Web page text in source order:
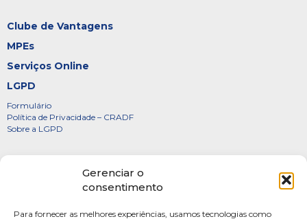
Gerenciar o
consentimento
Para fornecer as melhores experiências, usamos tecnologias como
Clube de Vantagens
MPEs
Serviços Online
LGPD
Formulário
Política de Privacidade – CRADF
Sobre a LGPD